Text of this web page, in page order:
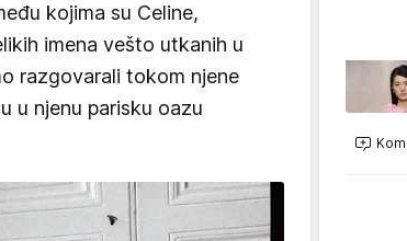
kojima su Celine,
imena vešto utkanih u
razgovarali tokom njene
u njenu parisku oazu